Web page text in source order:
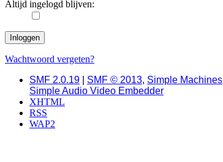
Altijd ingelogd blijven:
Wachtwoord vergeten?
SMF 2.0.19
SMF © 2013, Simple Machines
Simple Audio Video Embedder
XHTML
RSS
WAP2